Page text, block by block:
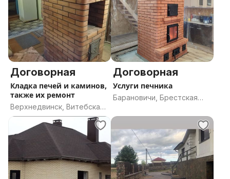
Договорная
Кладка печей и каминов,
также их ремонт
Верхнедвинск, Витебская
область
Договорная
Услуги печника
Барановичи, Брестская